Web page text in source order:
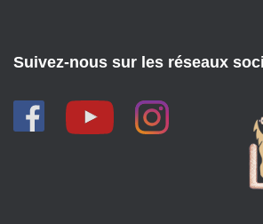
Suivez-nous sur les réseaux